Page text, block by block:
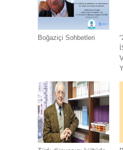
Boğaziçi Sohbetleri